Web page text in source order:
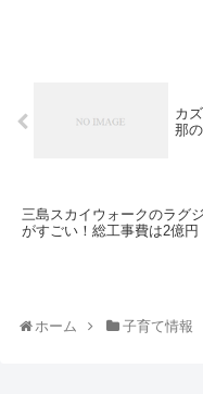
カ
那
三島スカイウォークのラグ
がすごい！総工事費は2億円
ホーム 子育て情報